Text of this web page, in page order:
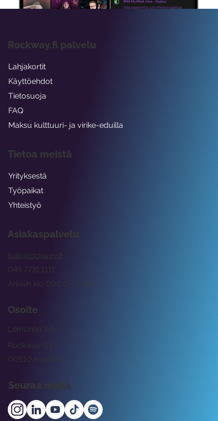
Asiakaspalvelu
tuki@rockway.fi
Arkisin klo 09:00 -15:00
045 7731 1111
Osoite
Rockway Oy
Lemuntie 3-5
00510 Helsinki
Seuraa meitä
Rockway.fi palvelu
Lahjakortit
Käyttöehdot
Tietosuoja
FAQ
Maksu kulttuuri- ja virike-eduilla
Tietoa meistä
Yrityksestä
Työpaikat
Yhteistyö